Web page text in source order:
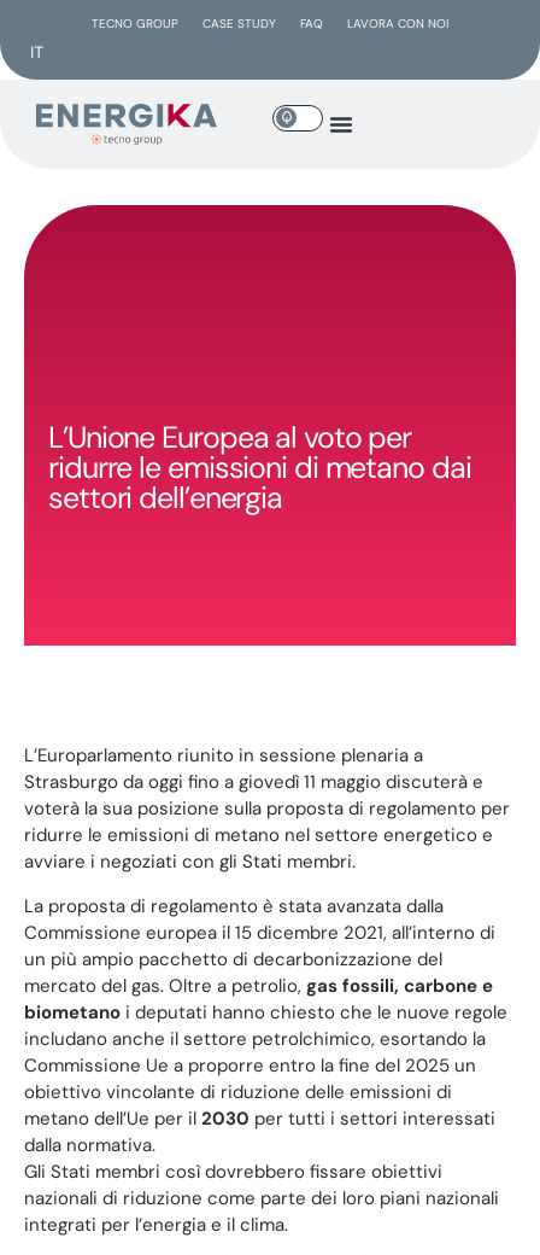
TECNO GROUP CASE STUDY FAQ LAVORA CON NOI
IT
L’Unione Europea al voto per
ridurre le emissioni di metano dai
settori dell’energia
L’Europarlamento riunito in sessione plenaria a
Strasburgo da oggi fino a giovedì 11 maggio discuterà e
voterà la sua posizione sulla proposta di regolamento per
ridurre le emissioni di metano nel settore energetico e
avviare i negoziati con gli Stati membri.
La proposta di regolamento è stata avanzata dalla
Commissione europea il 15 dicembre 2021, all’interno di
un più ampio pacchetto di decarbonizzazione del
mercato del gas. Oltre a petrolio, gas fossili, carbone e
biometano i deputati hanno chiesto che le nuove regole
includano anche il settore petrolchimico, esortando la
Commissione Ue a proporre entro la fine del 2025 un
obiettivo vincolante di riduzione delle emissioni di
metano dell’Ue per il 2030 per tutti i settori interessati
dalla normativa.
Gli Stati membri così dovrebbero fissare obiettivi
nazionali di riduzione come parte dei loro piani nazionali
integrati per l’energia e il clima.